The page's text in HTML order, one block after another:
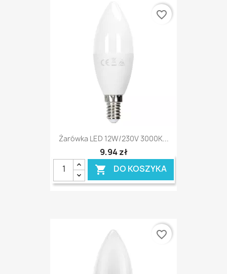
Żarówka LED 12W/230V 3000K...
9,94 zł
 DO KOSZYKA
favorite_border
favorite_border